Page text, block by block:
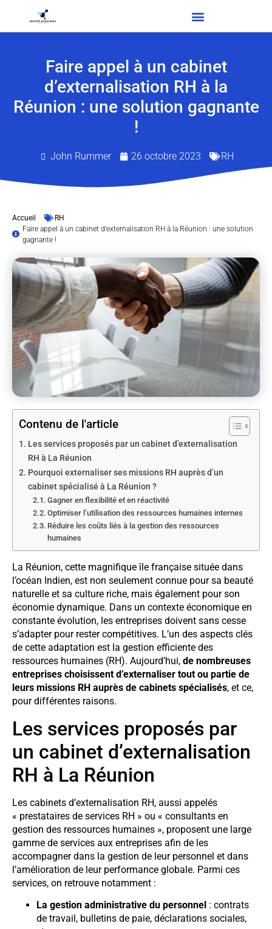
Faire appel à un cabinet
d’externalisation RH à la
Réunion : une solution gagnante
!
John Rummer 26 octobre 2023 RH
Accueil
RH
Faire appel à un cabinet d’externalisation RH à la Réunion : une solution
gagnante !
Contenu de l'article
Les services proposés par un cabinet d’externalisation
RH à La Réunion
Pourquoi externaliser ses missions RH auprès d’un
cabinet spécialisé à La Réunion ?
Gagner en flexibilité et en réactivité
Optimiser l’utilisation des ressources humaines internes
Réduire les coûts liés à la gestion des ressources
humaines
La Réunion, cette magnifique île française située dans
l’océan Indien, est non seulement connue pour sa beauté
naturelle et sa culture riche, mais également pour son
économie dynamique. Dans un contexte économique en
constante évolution, les entreprises doivent sans cesse
s’adapter pour rester compétitives. L’un des aspects clés
de cette adaptation est la gestion efficiente des
ressources humaines (RH). Aujourd’hui, de nombreuses
entreprises choisissent d’externaliser tout ou partie de
leurs missions RH auprès de cabinets spécialisés, et ce,
pour différentes raisons.
Les services proposés par
un cabinet d’externalisation
RH à La Réunion
Les cabinets d’externalisation RH, aussi appelés
« prestataires de services RH » ou « consultants en
gestion des ressources humaines », proposent une large
gamme de services aux entreprises afin de les
accompagner dans la gestion de leur personnel et dans
l’amélioration de leur performance globale. Parmi ces
services, on retrouve notamment :
La gestion administrative du personnel : contrats
de travail, bulletins de paie, déclarations sociales,